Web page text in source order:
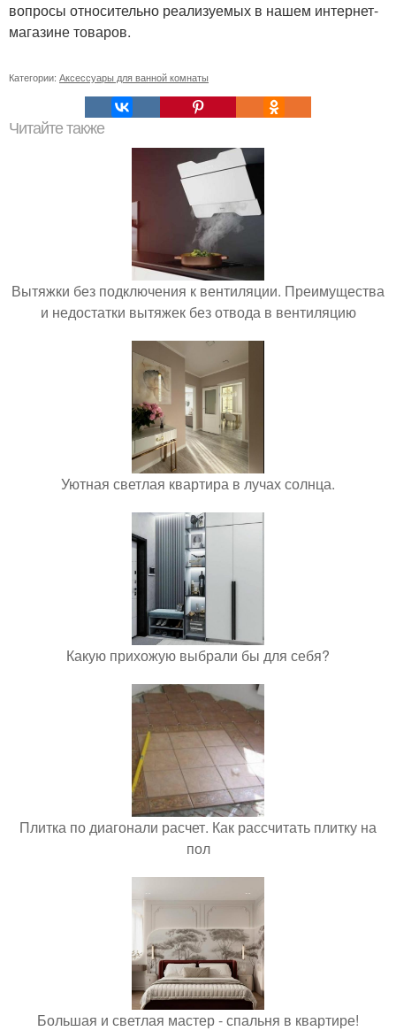
вопросы относительно реализуемых в нашем интернет-
магазине товаров.
Категории: Аксессуары для ванной комнаты
Читайте также
Вытяжки без подключения к вентиляции. Преимущества
и недостатки вытяжек без отвода в вентиляцию
Уютная светлая квартира в лучах солнца.
Какую прихожую выбрали бы для себя?
Плитка по диагонали расчет. Как рассчитать плитку на
пол
Большая и светлая мастер - спальня в квартире!